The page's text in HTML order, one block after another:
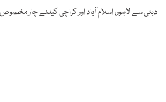
دبئی سے لاہور، اسلام آباد اور کراچی کیلئے چار